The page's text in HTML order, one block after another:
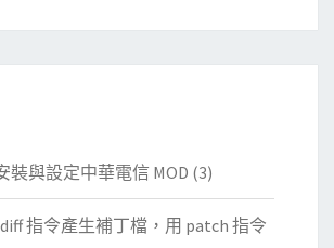
裝與設定中華電信 MOD (3)
指令產生補丁檔，用 patch 指令